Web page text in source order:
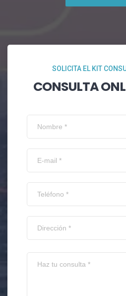
SOLICITA EL KIT
CONSULTA